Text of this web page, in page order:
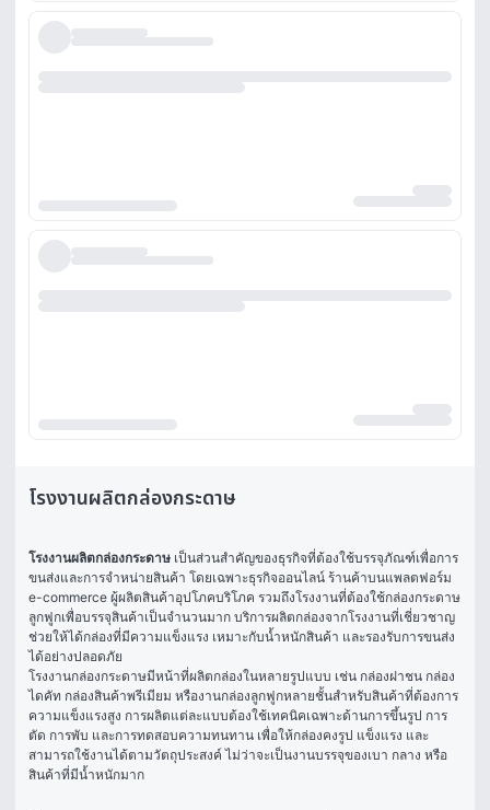
โรงงานผลิตกล่องกระดาษ
โรงงานผลิตกล่องกระดาษ เป็นส่วนสำคัญของธุรกิจที่ต้องใช้บรรจุภัณฑ์เพื่อการ
ขนส่งและการจำหน่ายสินค้า โดยเฉพาะธุรกิจออนไลน์ ร้านค้าบนแพลตฟอร์ม
e-commerce ผู้ผลิตสินค้าอุปโภคบริโภค รวมถึงโรงงานที่ต้องใช้กล่องกระดาษ
ลูกฟูกเพื่อบรรจุสินค้าเป็นจำนวนมาก บริการผลิตกล่องจากโรงงานที่เชี่ยวชาญ
ช่วยให้ได้กล่องที่มีความแข็งแรง เหมาะกับน้ำหนักสินค้า และรองรับการขนส่ง
ได้อย่างปลอดภัย
โรงงานกล่องกระดาษมีหน้าที่ผลิตกล่องในหลายรูปแบบ เช่น กล่องฝาชน กล่อง
ไดคัท กล่องสินค้าพรีเมียม หรืองานกล่องลูกฟูกหลายชั้นสำหรับสินค้าที่ต้องการ
ความแข็งแรงสูง การผลิตแต่ละแบบต้องใช้เทคนิคเฉพาะด้านการขึ้นรูป การ
ตัด การพับ และการทดสอบความทนทาน เพื่อให้กล่องคงรูป แข็งแรง และ
สามารถใช้งานได้ตามวัตถุประสงค์ ไม่ว่าจะเป็นงานบรรจุของเบา กลาง หรือ
สินค้าที่มีน้ำหนักมาก